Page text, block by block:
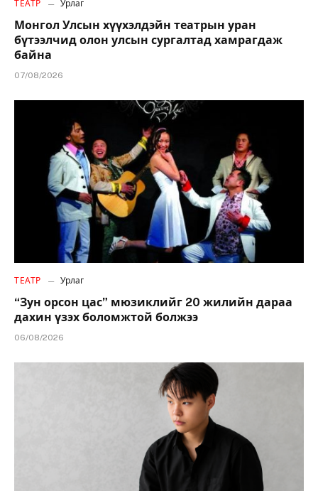
ТЕАТР Урлаг
Монгол Улсын хүүхэлдэйн театрын уран
бүтээлчид олон улсын сургалтад хамрагдаж
байна
07/08/2026
ТЕАТР Урлаг
“Зун орсон цас” мюзиклийг 20 жилийн дараа
дахин үзэх боломжтой болжээ
06/08/2026